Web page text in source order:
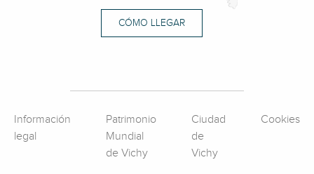
CÓMO LLEGAR
Información
legal
Patrimonio
Mundial
de Vichy
Ciudad
de
Vichy
Cookies